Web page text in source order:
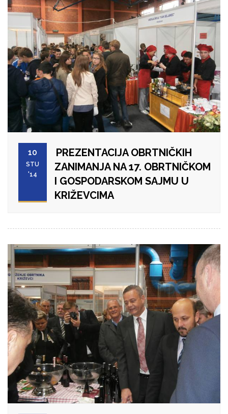
10
STU
'14
PREZENTACIJA OBRTNIČKIH
ZANIMANJA NA 17. OBRTNIČKOM
I GOSPODARSKOM SAJMU U
KRIŽEVCIMA